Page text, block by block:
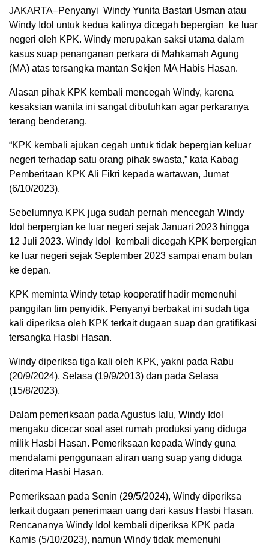
JAKARTA–Penyanyi Windy Yunita Bastari Usman atau
Windy Idol untuk kedua kalinya dicegah bepergian ke luar
negeri oleh KPK. Windy merupakan saksi utama dalam
kasus suap penanganan perkara di Mahkamah Agung
(MA) atas tersangka mantan Sekjen MA Habis Hasan.
Alasan pihak KPK kembali mencegah Windy, karena
kesaksian wanita ini sangat dibutuhkan agar perkaranya
terang benderang.
“KPK kembali ajukan cegah untuk tidak bepergian keluar
negeri terhadap satu orang pihak swasta,” kata Kabag
Pemberitaan KPK Ali Fikri kepada wartawan, Jumat
(6/10/2023).
Sebelumnya KPK juga sudah pernah mencegah Windy
Idol berpergian ke luar negeri sejak Januari 2023 hingga
12 Juli 2023. Windy Idol kembali dicegah KPK berpergian
ke luar negeri sejak September 2023 sampai enam bulan
ke depan.
KPK meminta Windy tetap kooperatif hadir memenuhi
panggilan tim penyidik. Penyanyi berbakat ini sudah tiga
kali diperiksa oleh KPK terkait dugaan suap dan gratifikasi
tersangka Hasbi Hasan.
Windy diperiksa tiga kali oleh KPK, yakni pada Rabu
(20/9/2024), Selasa (19/9/2013) dan pada Selasa
(15/8/2023).
Dalam pemeriksaan pada Agustus lalu, Windy Idol
mengaku dicecar soal aset rumah produksi yang diduga
milik Hasbi Hasan. Pemeriksaan kepada Windy guna
mendalami penggunaan aliran uang suap yang diduga
diterima Hasbi Hasan.
Pemeriksaan pada Senin (29/5/2024), Windy diperiksa
terkait dugaan penerimaan uang dari kasus Hasbi Hasan.
Rencananya Windy Idol kembali diperiksa KPK pada
Kamis (5/10/2023), namun Windy tidak memenuhi